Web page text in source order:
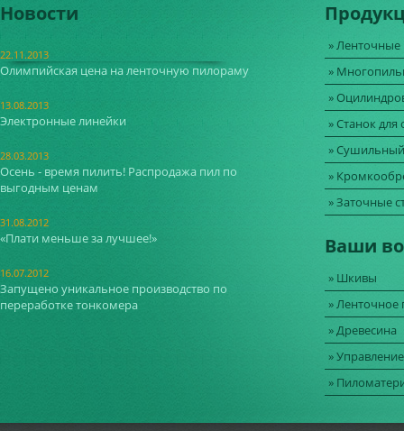
Новости
22.11.2013
Олимпийская цена на ленточную пилораму
13.08.2013
Электронные линейки
28.03.2013
Осень - время пилить! Распродажа пил по
выгодным ценам
31.08.2012
«Плати меньше за лучшее!»
16.07.2012
Запущено уникальное производство по
переработке тонкомера
»
»
»
» Станок
»
»
» Заточные
Ваши
» Шкивы
» Ленточное
» Древесина
»
»